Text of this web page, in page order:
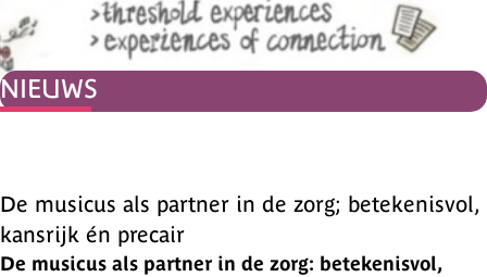
NIEUWS
De musicus als partner in de zorg; betekenisvol,
kansrijk én precair
De musicus als partner in de zorg: betekenisvol,